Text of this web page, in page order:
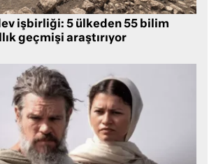
işbirliği: 5 ülkeden 55 bilim
geçmişi araştırıyor